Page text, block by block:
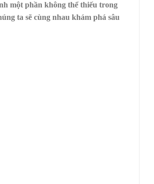
một phần không thể thiếu trong
ta sẽ cùng nhau khám phá sâu